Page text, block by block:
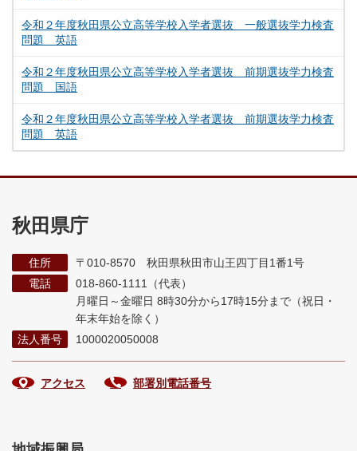
令和２年度秋田県公立高等学校入学者選抜 一般選抜学力検査
問題 英語
令和２年度秋田県公立高等学校入学者選抜 前期選抜学力検査
問題 国語
令和２年度秋田県公立高等学校入学者選抜 前期選抜学力検査
問題 英語
秋田県庁
住所
〒010-8570 秋田県秋田市山王四丁目1番1号
電話
018-860-1111（代表）
月曜日～金曜日 8時30分から17時15分まで （祝日・
年末年始を除く）
法人番号
1000020050008
アクセス 部署別電話番号